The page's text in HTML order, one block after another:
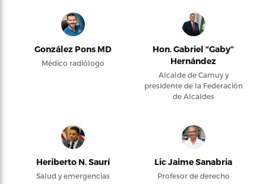
González Pons MD
Médico radiólogo
Hon. Gabriel “Gaby”
Hernández
Alcalde de Camuy y
presidente de la Federación
de Alcaldes
Heriberto N. Saurí
Salud y emergencias
Lic Jaime Sanabria
Profesor de derecho